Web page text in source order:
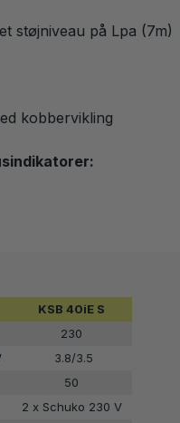
støjniveau på Lpa (7m)
kobbervikling
KSB 40iE S
230
3.8/3.5
50
2 x Schuko 230 V